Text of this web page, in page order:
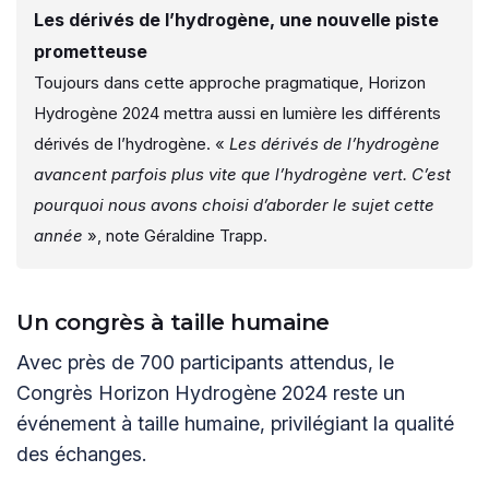
Les dérivés de l’hydrogène, une nouvelle piste
prometteuse
Toujours dans cette approche pragmatique, Horizon
Hydrogène 2024 mettra aussi en lumière les différents
dérivés de l’hydrogène. « Les dérivés de l’hydrogène
avancent parfois plus vite que l’hydrogène vert. C’est
pourquoi nous avons choisi d’aborder le sujet cette
année », note Géraldine Trapp.
Un congrès à taille humaine
Avec près de 700 participants attendus, le
Congrès Horizon Hydrogène 2024 reste un
événement à taille humaine, privilégiant la qualité
des échanges.